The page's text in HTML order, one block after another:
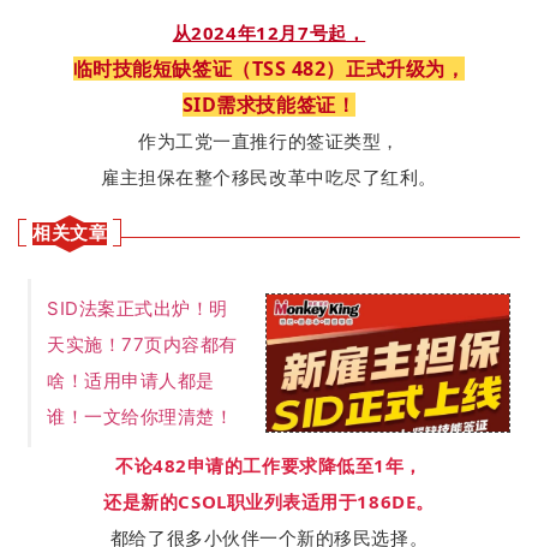
从2024年12月7号起，
临时技能短缺签证（TSS 482）正式升级为，
SID需求技能签证！
作为工党一直推行的签证类型，
雇主担保在整个移民改革中吃尽了红利。
相关文章
SID法案正式出炉！明
天实施！77页内容都有
啥！适用申请人都是
谁！一文给你理清楚！
不论482申请的工作要求降低至1年，
还是新的CSOL职业列表适用于186DE。
都给了很多小伙伴一个新的移民选择。